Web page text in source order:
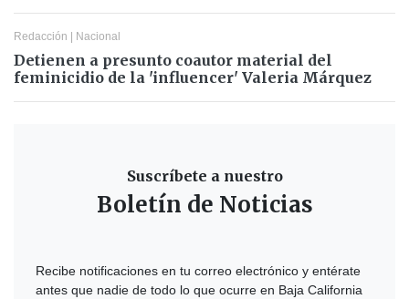
Redacción Nacional
Detienen a presunto coautor material del
feminicidio de la 'influencer' Valeria Márquez
Suscríbete a nuestro
Boletín de Noticias
Recibe notificaciones en tu correo electrónico y entérate
antes que nadie de todo lo que ocurre en Baja California